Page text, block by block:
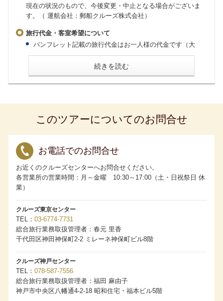
現在の状況のもので、今後変更・中止となる場合がございま
す。（ 運航会社：郵船クルーズ株式会社）
旅行代金・客室希望について
パンフレット記載の旅行代金はお一人様の代金です（大
会員であることが条件です。お申し込みの際には「My
ASUKA CLUB」会員番号をお知らせください。
食事のご用意はございますが、粉ミルク、離乳食、アレル
お一人様でご利用いただける客室には限りがございます。
相部屋は承っていません。
客室の3人および4人利用について
人利用が可能です。
・グランドペントハウス、キャプテンズスイート、パノラ
マスイートはスタッキングベッドを使用して3人利用が可能
です。
・アスカスイート、一部のミッドシップスイートは備え付
わらず当該クルーズのアスカバルコニーDの2名1室利用時の
お一人様分の旅行代金となります。
客室番号のご希望について
・ペントハウスクラス、スイートクラス：すべてのクルー
ズにてフルクルーズ（全区間）をご予約の場合、ご希望を
お預かりします。
ーズ（全区間）をご予約の場合、ご希望をお預かりしま
す。
・ご希望がある場合は、お申し込みの旅行会社および販売
店へお申し出ください。ただし客室番号は乗船券発券時に
最終確定します。ご希望にそえない場合もございます。
・客室番号のご希望が重なった場合は、「My ASUKA
続きを読む
このツアーについてのお問合せ
お電話でのお問合せ
お近くのクルーズセンターへお問合せください。
各営業所の営業時間：月～金曜 10:30～17:00（土・日祝祭日 休
業）
クルーズ東京センター
TEL
03-6774-7731
総合旅行業務取扱管理者：春元 里香
千代田区神田神保町2-2 ミレーネ神保町ビル8階
クルーズ神戸センター
TEL
078-587-7556
総合旅行業務取扱管理者：福田 麻由子
神戸市中央区八幡通4-2-18 昭和住宅・福本ビル5階